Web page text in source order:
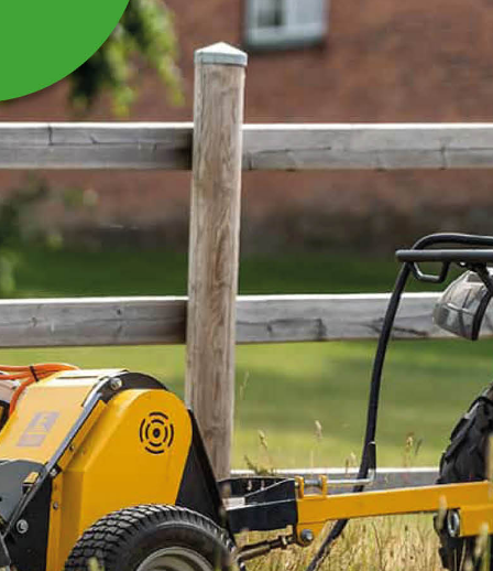
VÄRMEKABEL MED
TERMOSTAT 230 V, 1 M
Håller vattenledningen frostfri ner till max. -45 °C.
Läs mer
311 kr